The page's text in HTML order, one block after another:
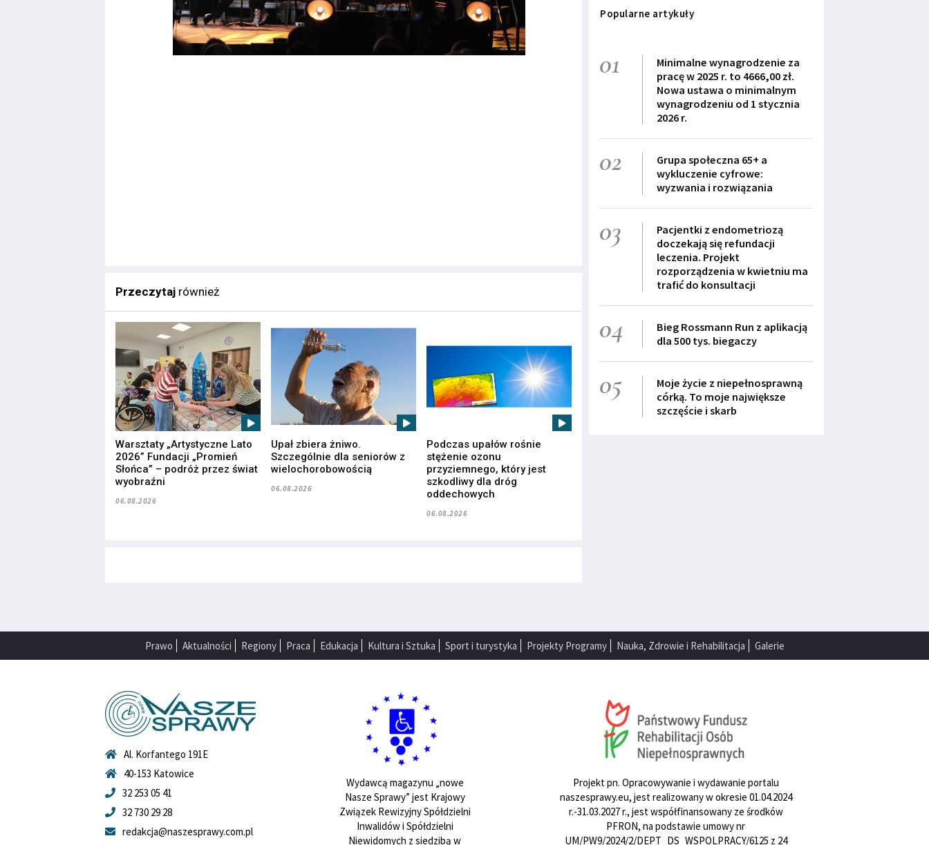
Przeczytaj również
Warsztaty „Artystyczne Lato
2026” Fundacji „Promień
Słońca” – podróż przez świat
wyobraźni
06.08.2026
Upał zbiera żniwo.
Szczególnie dla seniorów z
wielochorobowością
06.08.2026
Podczas upałów rośnie
stężenie ozonu
przyziemnego, który jest
szkodliwy dla dróg
oddechowych
06.08.2026
Popularne artykuły
01
Minimalne wynagrodzenie za
pracę w 2025 r. to 4666,00 zł.
Nowa ustawa o minimalnym
wynagrodzeniu od 1 stycznia
2026 r.
02
Grupa społeczna 65+ a
wykluczenie cyfrowe:
wyzwania i rozwiązania
03
Pacjentki z endometriozą
doczekają się refundacji
leczenia. Projekt
rozporządzenia w kwietniu ma
trafić do konsultacji
04
Bieg Rossmann Run z aplikacją
dla 500 tys. biegaczy
05
Moje życie z niepełnosprawną
córką. To moje największe
szczęście i skarb
Prawo Aktualności Regiony Praca Edukacja Kultura i Sztuka Sport i turystyka Projekty Programy Nauka, Zdrowie i Rehabilitacja Galerie
Al. Korfantego 191E
40-153 Katowice
32 253 05 41
32 730 29 28
redakcja@naszesprawy.com.pl
Wydawcą magazynu „nowe
Nasze Sprawy” jest Krajowy
Związek Rewizyjny Spółdzielni
Inwalidów i Spółdzielni
Niewidomych z siedzibą w
Projekt pn. Opracowywanie i wydawanie portalu
naszesprawy.eu, jest realizowany w okresie 01.04.2024
r.-31.03.2027 r., jest współfinansowany ze środków
PFRON, na podstawie umowy nr
UM/PW9/2024/2/DEPT_DS_WSPOLPRACY/6125 z 24